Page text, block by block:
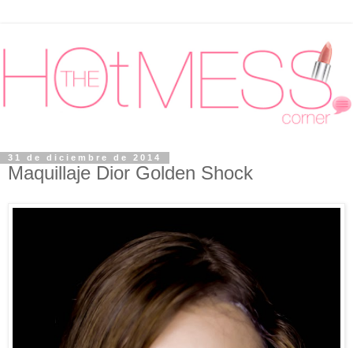
31 de diciembre de 2014
Maquillaje Dior Golden Shock